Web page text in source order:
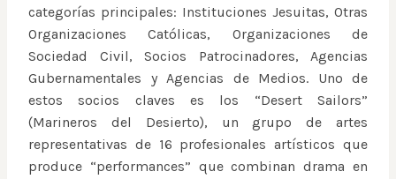
categorías principales: Instituciones Jesuitas, Otras
Organizaciones Católicas, Organizaciones de
Sociedad Civil, Socios Patrocinadores, Agencias
Gubernamentales y Agencias de Medios. Uno de
estos socios claves es los “Desert Sailors”
(Marineros del Desierto), un grupo de artes
representativas de 16 profesionales artísticos que
produce “performances” que combinan drama en